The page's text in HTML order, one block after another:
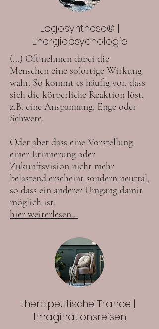
Logosynthese® |
Energiepsychologie
(...) Oft nehmen dabei die
Menschen eine sofortige Wirkung
wahr. So kommt es häufig vor, dass
sich die körperliche Reaktion löst,
z.B. eine Anspannung, Enge oder
Schwere.
Oder aber dass eine Vorstellung
einer Erinnerung oder
Zukunftsvision nicht mehr
belastend erscheint sondern neutral,
so dass ein anderer Umgang damit
möglich ist.
hier weiterlesen...
therapeutische Trance |
Imaginationsreisen